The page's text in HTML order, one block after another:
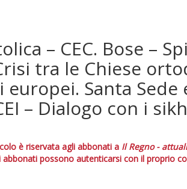
– CEC. Bose –
tra le Chiese
Santa Sede
– Dialogo con i sikh
è riservata agli abbonati a Il Regno -
abbonati possono autenticarsi con il proprio